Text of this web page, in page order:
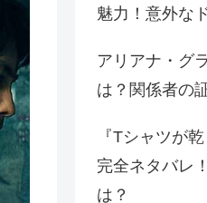
魅力！意外な
アリアナ・グ
は？関係者の
『Tシャツが
完全ネタバレ
は？